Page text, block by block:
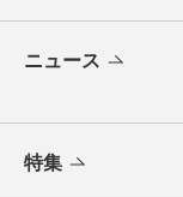
ニュース
特集